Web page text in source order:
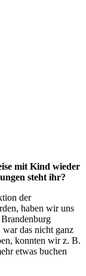
mit Kind wieder
steht ihr?
der
haben wir uns
war das nicht ganz
konnten wir z. B.
etwas buchen